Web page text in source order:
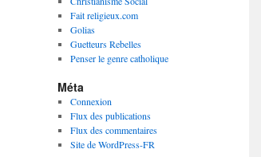
Fait religieux.com
Golias
Guetteurs Rebelles
Penser le genre catholique
Méta
Connexion
Flux des publications
Flux des commentaires
Site de WordPress-FR